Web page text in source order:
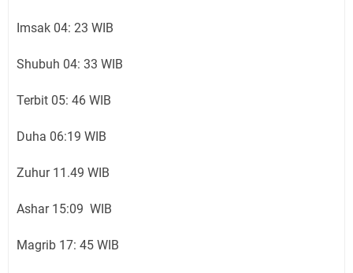
Imsak 04: 23 WIB
Shubuh 04: 33 WIB
Terbit 05: 46 WIB
Duha 06:19 WIB
Zuhur 11.49 WIB
Ashar 15:09 WIB
Magrib 17: 45 WIB